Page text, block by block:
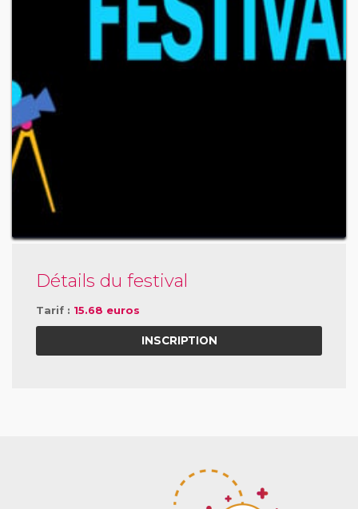
Détails du festival
Tarif : 15.68 euros
INSCRIPTION